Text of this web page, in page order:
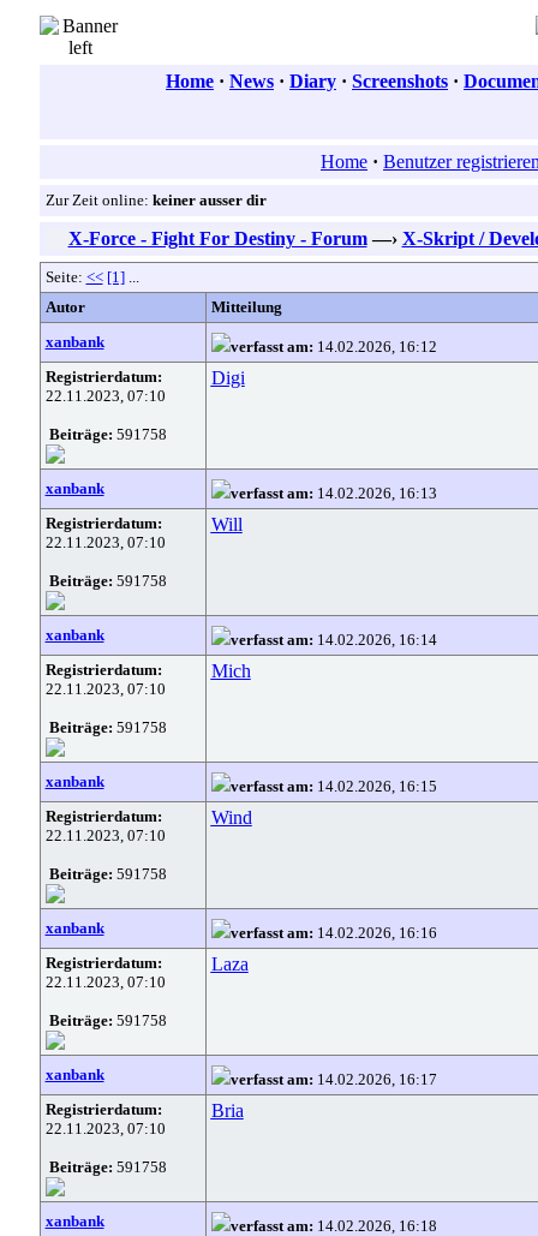
Home · News · Diary · Screenshots ·
Home · Benutzer
Zur Zeit online: keiner ausser dir
X-Force - Fight For Destiny - Forum —› X-Skript /
Seite: << [1]...
Autor
Mitteilung
xanbank
verfasst am: 14.02.2026, 16:12
Registrierdatum:
22.11.2023, 07:10
Beiträge: 591758
Digi
xanbank verfasst am: 14.02.2026, 16:13
Registrierdatum:
22.11.2023, 07:10
Beiträge: 591758
Will
xanbank verfasst am: 14.02.2026, 16:14
Registrierdatum:
22.11.2023, 07:10
Beiträge: 591758
Mich
xanbank verfasst am: 14.02.2026, 16:15
Registrierdatum:
22.11.2023, 07:10
Beiträge: 591758
Wind
xanbank verfasst am: 14.02.2026, 16:16
Registrierdatum:
22.11.2023, 07:10
Beiträge: 591758
Laza
xanbank verfasst am: 14.02.2026, 16:17
Registrierdatum:
22.11.2023, 07:10
Beiträge: 591758
Bria
xanbank verfasst am: 14.02.2026, 16:18